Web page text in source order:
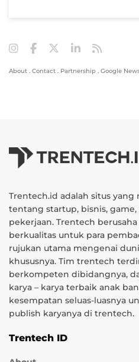
About . Contact . Partnership . Google
Trentech.id adalah situs
tentang startup, bisnis,
pekerjaan. Trentech
berkualitas untuk para
rujukan utama mengenai
khususnya. Tim trentech
berkompeten dibidangnya,
karya – karya terbaik anak
kesempatan seluas-luasnya
publish karyanya di trentech.
Trentech ID